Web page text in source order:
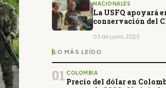
NACIONALES
La USFQ apoyará
conservación del
03 de junio, 2025
LO MÁS LEÍDO
01 COLOMBIA
Precio del dólar en